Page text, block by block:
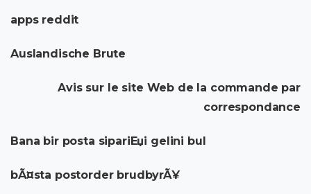
apps reddit
Auslandische Brute
Avis sur le site Web de la commande par
correspondance
Bana bir posta sipariЕџi gelini bul
bÃ¤sta postorder brudbyrÃ¥